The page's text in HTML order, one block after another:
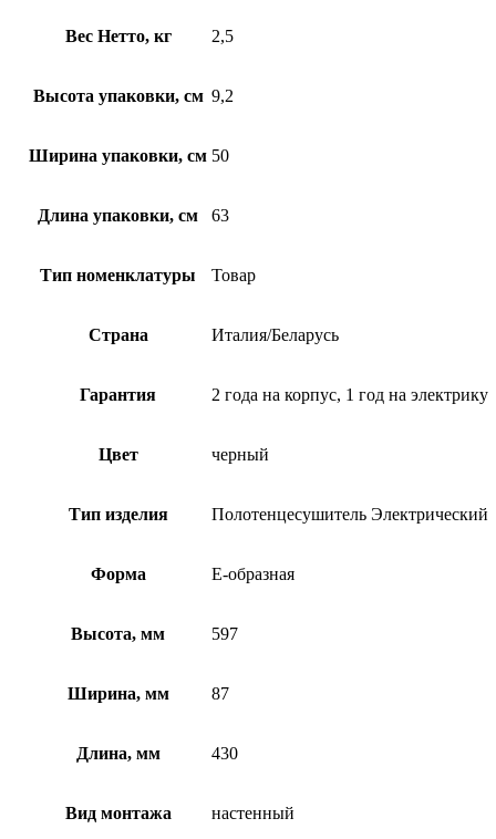
Вес Нетто, кг 2,5
Высота упаковки, см 9,2
Ширина упаковки, см 50
Длина упаковки, см 63
Тип номенклатуры Товар
Страна Италия/Беларусь
Гарантия 2 года на корпус, 1 год на электрику
Цвет черный
Тип изделия Полотенцесушитель Электрический
Форма Е-образная
Высота, мм 597
Ширина, мм 87
Длина, мм 430
Вид монтажа настенный